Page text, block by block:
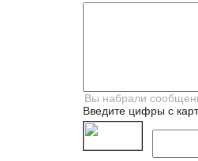
Введите цифры с